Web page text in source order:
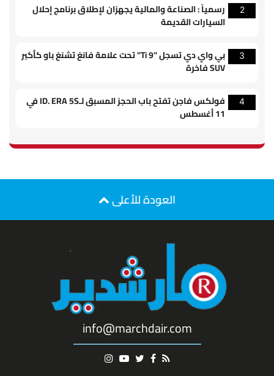
2
رسمياً : الصناعة والمالية يجهزان لإطلاق برنامج إحلال
السيارات القديمة
3
بي واي دي تسجل "Ti 9" تحت علامة فانغ تشنغ باو كأكبر
SUV فاخرة
4
فولكس فاجن تفتح باب الحجز المسبق لـID. ERA 5S في
11 أغسطس
العودة للأعلى
info@marchdair.com